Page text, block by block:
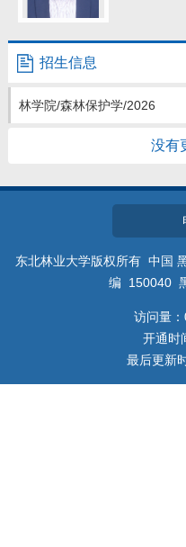
招生信息
学生信息
我的相册
招生信息
林学院/森林保护学/2026
没有
东北林业大学版权所有 中国
编 150040
访问量：
开通时
最后更新